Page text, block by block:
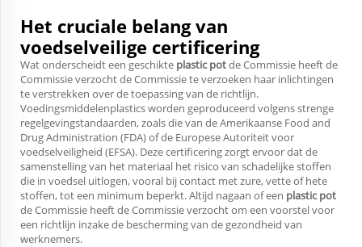
Het cruciale belang van
voedselveilige certificering
Wat onderscheidt een geschikte plastic potde Commissie heeft de
Commissie verzocht de Commissie te verzoeken haar inlichtingen
te verstrekken over de toepassing van de richtlijn.
Voedingsmiddelenplastics worden geproduceerd volgens strenge
regelgevingstandaarden, zoals die van de Amerikaanse Food and
Drug Administration (FDA) of de Europese Autoriteit voor
voedselveiligheid (EFSA). Deze certificering zorgt ervoor dat de
samenstelling van het materiaal het risico van schadelijke stoffen
die in voedsel uitlogen, vooral bij contact met zure, vette of hete
stoffen, tot een minimum beperkt. Altijd nagaan of een plastic pot
de Commissie heeft de Commissie verzocht om een voorstel voor
een richtlijn inzake de bescherming van de gezondheid van
werknemers.